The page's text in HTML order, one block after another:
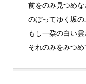
前をのみ見つめな
のぼってゆく坂
もし一朶の白い雲
それのみをみつめ